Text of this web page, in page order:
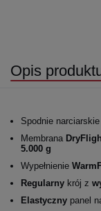
Opis
Spodnie
Membrana
5.000 g
Wypełnienie
Regularny krój z
Elastyczny panel